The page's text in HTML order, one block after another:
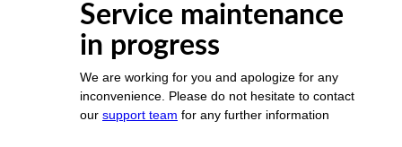
Service maintenance
in progress
We are working for you and apologize for any
inconvenience. Please do not hesitate to contact
our support team for any further information